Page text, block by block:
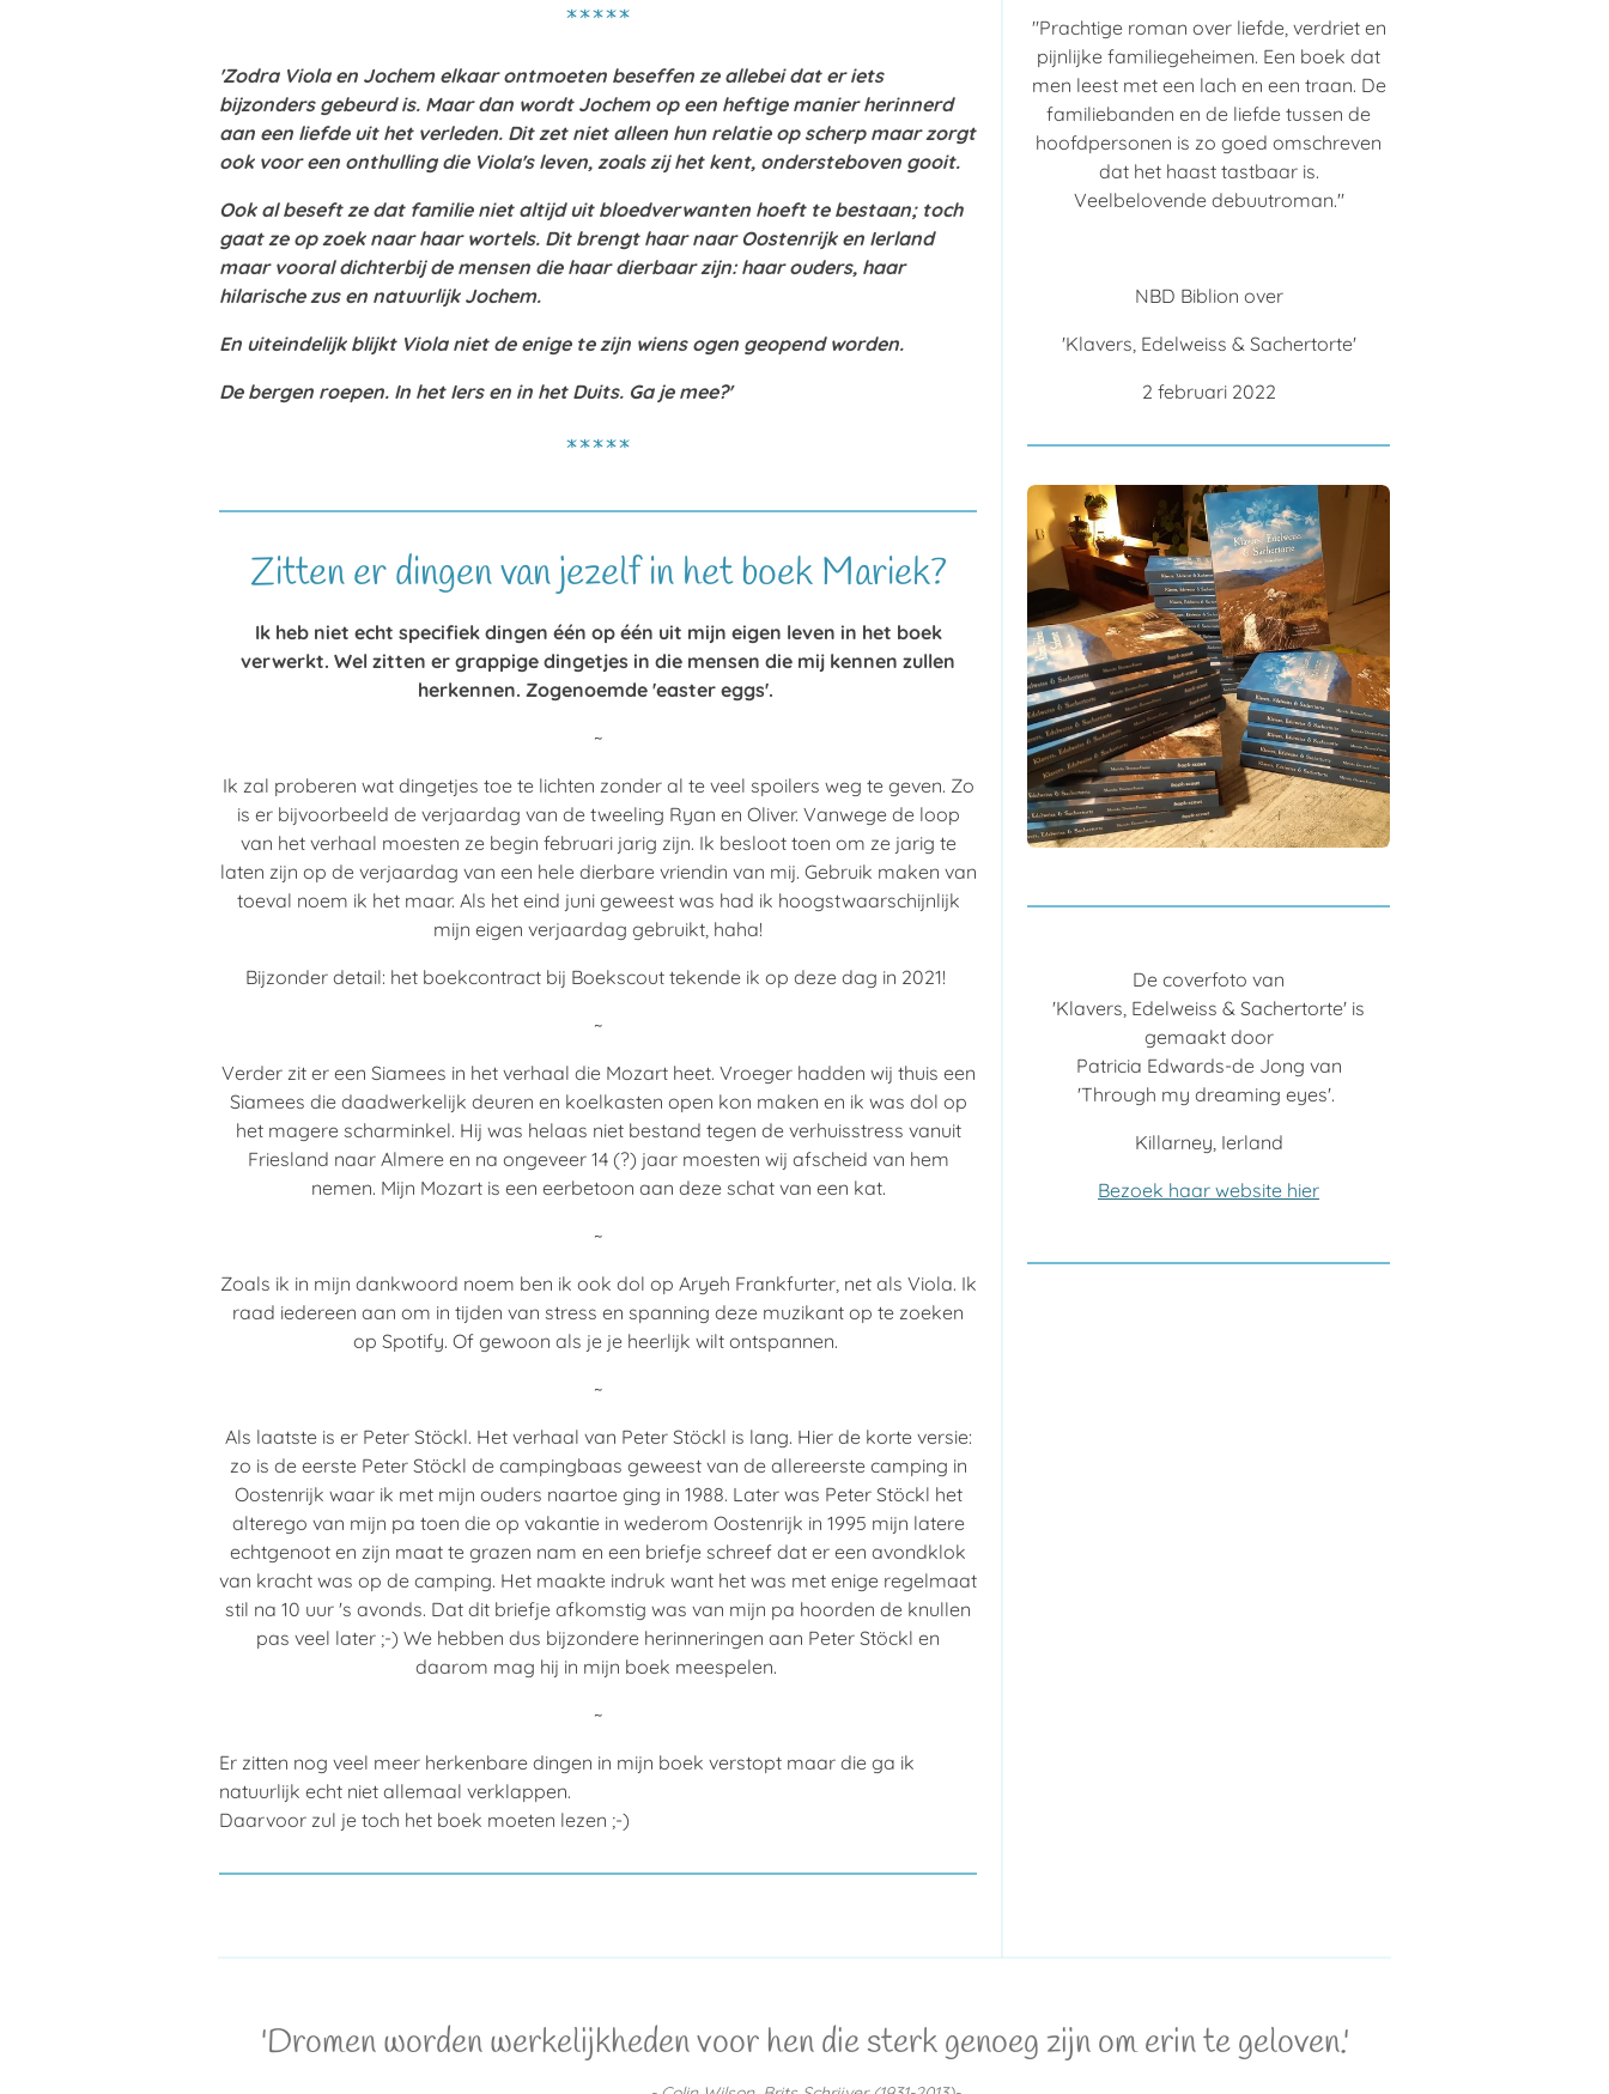
*****
'Zodra Viola en Jochem elkaar ontmoeten beseffen ze allebei dat er iets
bijzonders gebeurd is. Maar dan wordt Jochem op een heftige manier herinnerd
aan een liefde uit het verleden. Dit zet niet alleen hun relatie op scherp maar zorgt
ook voor een onthulling die Viola's leven, zoals zij het kent, ondersteboven gooit.
Ook al beseft ze dat familie niet altijd uit bloedverwanten hoeft te bestaan; toch
gaat ze op zoek naar haar wortels. Dit brengt haar naar Oostenrijk en Ierland
maar vooral dichterbij de mensen die haar dierbaar zijn: haar ouders, haar
hilarische zus en natuurlijk Jochem.
En uiteindelijk blijkt Viola niet de enige te zijn wiens ogen geopend worden.
De bergen roepen. In het Iers en in het Duits. Ga je mee?'
*****
Zitten er dingen van jezelf in het boek Mariek?
Ik heb niet echt specifiek dingen één op één uit mijn eigen leven in het boek
verwerkt. Wel zitten er grappige dingetjes in die mensen die mij kennen zullen
herkennen. Zogenoemde 'easter eggs'.
~
Ik zal proberen wat dingetjes toe te lichten zonder al te veel spoilers weg te geven. Zo
is er bijvoorbeeld de verjaardag van de tweeling Ryan en Oliver. Vanwege de loop
van het verhaal moesten ze begin februari jarig zijn. Ik besloot toen om ze jarig te
laten zijn op de verjaardag van een hele dierbare vriendin van mij. Gebruik maken van
toeval noem ik het maar. Als het eind juni geweest was had ik hoogstwaarschijnlijk
mijn eigen verjaardag gebruikt, haha!
Bijzonder detail: het boekcontract bij Boekscout tekende ik op deze dag in 2021!
~
Verder zit er een Siamees in het verhaal die Mozart heet. Vroeger hadden wij thuis een
Siamees die daadwerkelijk deuren en koelkasten open kon maken en ik was dol op
het magere scharminkel. Hij was helaas niet bestand tegen de verhuisstress vanuit
Friesland naar Almere en na ongeveer 14 (?) jaar moesten wij afscheid van hem
nemen. Mijn Mozart is een eerbetoon aan deze schat van een kat.
~
Zoals ik in mijn dankwoord noem ben ik ook dol op Aryeh Frankfurter, net als Viola. Ik
raad iedereen aan om in tijden van stress en spanning deze muzikant op te zoeken
op Spotify. Of gewoon als je je heerlijk wilt ontspannen.
~
Als laatste is er Peter Stöckl. Het verhaal van Peter Stöckl is lang. Hier de korte versie:
zo is de eerste Peter Stöckl de campingbaas geweest van de allereerste camping in
Oostenrijk waar ik met mijn ouders naartoe ging in 1988. Later was Peter Stöckl het
alterego van mijn pa toen die op vakantie in wederom Oostenrijk in 1995 mijn latere
echtgenoot en zijn maat te grazen nam en een briefje schreef dat er een avondklok
van kracht was op de camping. Het maakte indruk want het was met enige regelmaat
stil na 10 uur 's avonds. Dat dit briefje afkomstig was van mijn pa hoorden de knullen
pas veel later ;-) We hebben dus bijzondere herinneringen aan Peter Stöckl en
daarom mag hij in mijn boek meespelen.
~
Er zitten nog veel meer herkenbare dingen in mijn boek verstopt maar die ga ik
natuurlijk echt niet allemaal verklappen.
Daarvoor zul je toch het boek moeten lezen ;-)
"Prachtige roman over liefde, verdriet en
pijnlijke familiegeheimen. Een boek dat
men leest met een lach en een traan. De
familiebanden en de liefde tussen de
hoofdpersonen is zo goed omschreven
dat het haast tastbaar is.
Veelbelovende debuutroman."
NBD Biblion over
'Klavers, Edelweiss & Sachertorte'
2 februari 2022
De coverfoto van
'Klavers, Edelweiss & Sachertorte' is
gemaakt door
Patricia Edwards-de Jong van
'Through my dreaming eyes'.
Killarney, Ierland
Bezoek haar website hier
'Dromen worden werkelijkheden voor hen die sterk genoeg zijn om erin te geloven.'